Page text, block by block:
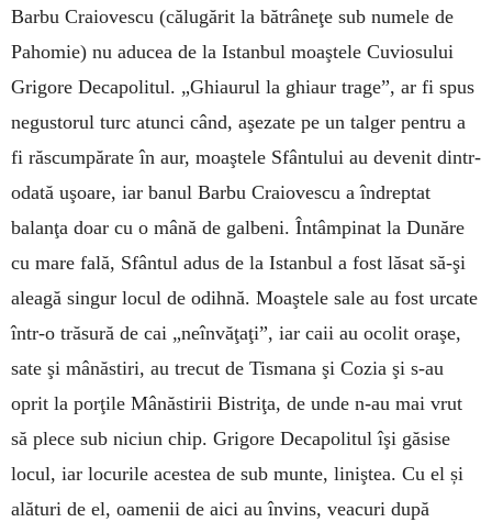
Barbu Craiovescu (că­lu­gărit la bă­trâneţe sub numele de
Pahomie) nu aducea de la Istanbul moaştele Cuviosului
Gri­gore Decapo­litul. „Ghiaurul la ghiaur trage”, ar fi spus
ne­gustorul turc atunci când, aşezate pe un talger pen­tru a
fi răscum­pă­ra­te în aur, moaştele Sfân­tului au devenit dintr-
oda­tă uşoare, iar banul Barbu Craiovescu a îndreptat
balanţa doar cu o mână de galbeni. Întâmpinat la Du­năre
cu mare fală, Sfântul adus de la Istanbul a fost lăsat să-şi
aleagă singur locul de odihnă. Moaş­­tele sale au fost urcate
într-o trăsură de cai „neînvăţaţi”, iar caii au ocolit oraşe,
sate şi mânăs­tiri, au trecut de Tis­mana şi Cozia şi s-au
oprit la porţile Mâ­năstirii Bis­triţa, de unde n-au mai vrut
să plece sub niciun chip. Gri­gore Decapolitul îşi găsise
locul, iar locurile aces­tea de sub munte, liniştea. Cu el și
alături de el, oa­menii de aici au învins, veacuri după